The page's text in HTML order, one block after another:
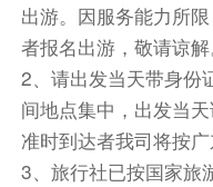
出游。因服务能力所
者报名出游，敬请谅解
2、请出发当天带身份
间地点集中，出发当
准时到达者我司将按
3、旅行社已按国家旅